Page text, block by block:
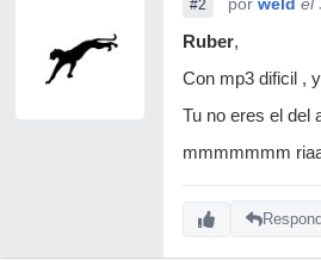
#2
Ruber,
Con mp3 dificil ,
Tu no eres el del
mmmmmmm